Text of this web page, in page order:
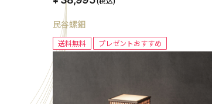
民谷螺鈿
送料無料 プレゼントおすすめ